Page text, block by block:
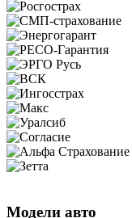
Модели авто